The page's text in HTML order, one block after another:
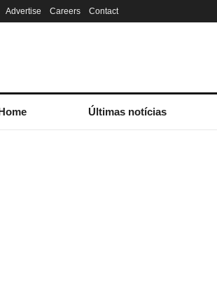
Advertise Careers Contact
Últimas notícias